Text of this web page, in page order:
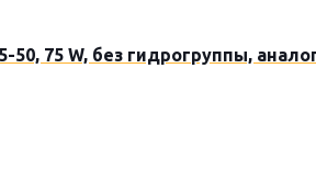
50, 75 W, без гидрогруппы,